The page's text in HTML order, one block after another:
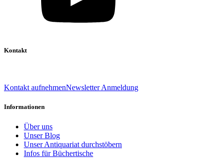
Kontakt
Kontakt aufnehmenNewsletter Anmeldung
Informationen
Über uns
Unser Blog
Unser Antiquariat durchstöbern
Infos für Büchertische